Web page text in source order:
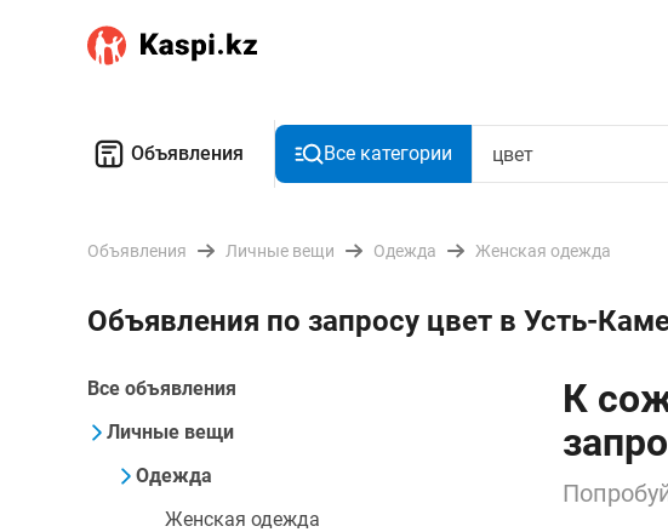
Объявления Все категории
Объявления Личные вещи Одежда Женская одежда
Объявления по запросу цвет в Усть-
Все объявления
Личные вещи
Одежда
Женская одежда
К